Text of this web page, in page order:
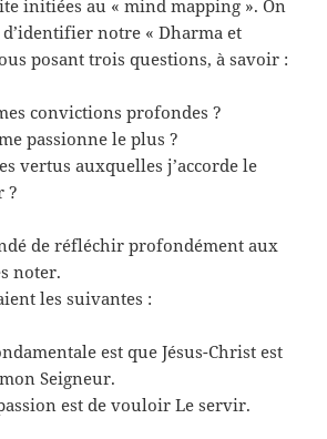
initiées au « mind mapping ». On
notre « Dharma et
posant trois questions, à savoir :
convictions profondes ?
passionne le plus ?
vertus auxquelles j’accorde le
?
de réfléchir profondément aux
noter.
les suivantes :
est que Jésus-Christ est
Seigneur.
est de vouloir Le servir.